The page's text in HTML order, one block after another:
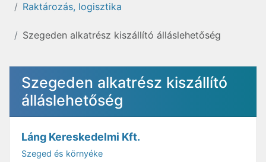
Raktározás, logisztika
Szegeden alkatrész kiszállító álláslehetőség
Szegeden alkatrész kiszállító
álláslehetőség
Láng Kereskedelmi Kft.
Szeged és környéke